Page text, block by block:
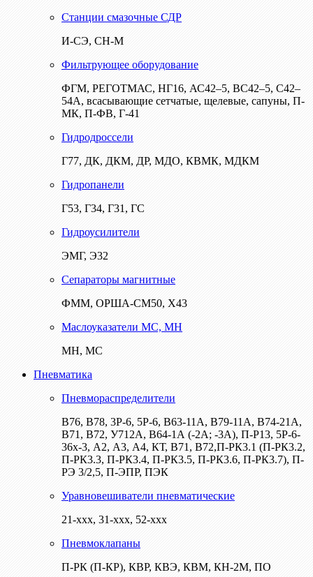
Станции смазочные СДР
И-СЭ, СН-М
Фильтрующее оборудование
ФГМ, РЕГОТМАС, НГ16, АС42–5, ВС42–5, С42–
54А, всасывающие сетчатые, щелевые, сапуны, П-
МК, П-ФВ, Г-41
Гидродроссели
Г77, ДК, ДКМ, ДР, МДО, КВМК, МДКМ
Гидропанели
Г53, Г34, Г31, ГС
Гидроусилители
ЭМГ, Э32
Сепараторы магнитные
ФММ, ОРША-СМ50, Х43
Маслоуказатели МС, МН
МН, МС
Пневматика
Пневмораспределители
В76, В78, 3Р-6, 5Р-6, В63-11А, В79-11А, В74-21А,
В71, В72, У712А, В64-1А (-2А; -3А), П-Р13, 5Р-6-
36х-3, А2, А3, А4, КТ, В71, В72,П-РК3.1 (П-РК3.2,
П-РК3.3, П-РК3.4, П-РК3.5, П-РК3.6, П-РК3.7), П-
РЭ 3/2,5, П-ЭПР, ПЭК
Уравновешиватели пневматические
21-ххх, 31-ххх, 52-ххх
Пневмоклапаны
П-РК (П-КР), КВР, КВЭ, КВМ, КН-2М, ПО